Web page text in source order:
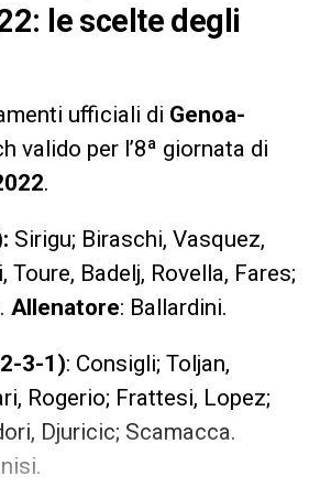
le scelte degli
ufficiali di Genoa-
valido per l’8ª giornata di
.
Sirigu; Biraschi, Vasquez,
Toure, Badelj, Rovella, Fares;
Allenatore: Ballardini.
3-1): Consigli; Toljan,
Rogerio; Frattesi, Lopez;
Djuricic; Scamacca.